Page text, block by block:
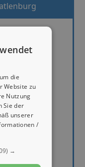
die
Website zu
Nutzung
Sie der
unserer
/
→